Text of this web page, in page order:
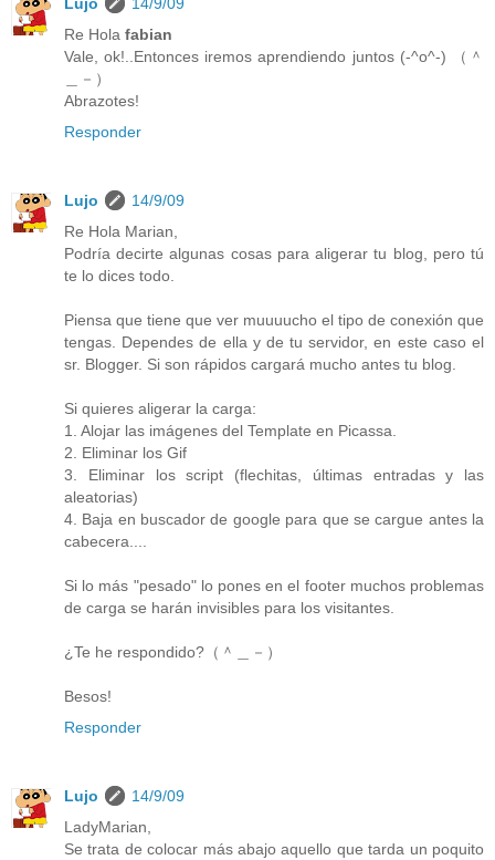
Lujo
14/9/09
Re Hola fabian
Vale, ok!..Entonces iremos aprendiendo juntos (-^o^-) （＾
＿－）
Abrazotes!
Responder
Lujo
14/9/09
Re Hola Marian,
Podría decirte algunas cosas para aligerar tu blog, pero tú
te lo dices todo.
Piensa que tiene que ver muuuucho el tipo de conexión que
tengas. Dependes de ella y de tu servidor, en este caso el
sr. Blogger. Si son rápidos cargará mucho antes tu blog.
Si quieres aligerar la carga:
1. Alojar las imágenes del Template en Picassa.
2. Eliminar los Gif
3. Eliminar los script (flechitas, últimas entradas y las
aleatorias)
4. Baja en buscador de google para que se cargue antes la
cabecera....
Si lo más "pesado" lo pones en el footer muchos problemas
de carga se harán invisibles para los visitantes.
¿Te he respondido?（＾＿－）
Besos!
Responder
Lujo
14/9/09
LadyMarian,
Se trata de colocar más abajo aquello que tarda un poquito